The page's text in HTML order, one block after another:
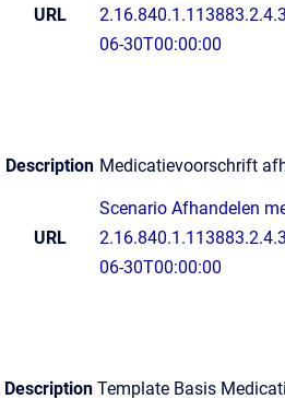
URL
06-30T00:00:00
Description Medicatievoorschrift
URL
Scenario Afhandelen
06-30T00:00:00
Description Template Basis